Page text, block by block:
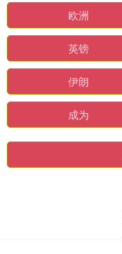
欧洲
英镑
伊朗
成为